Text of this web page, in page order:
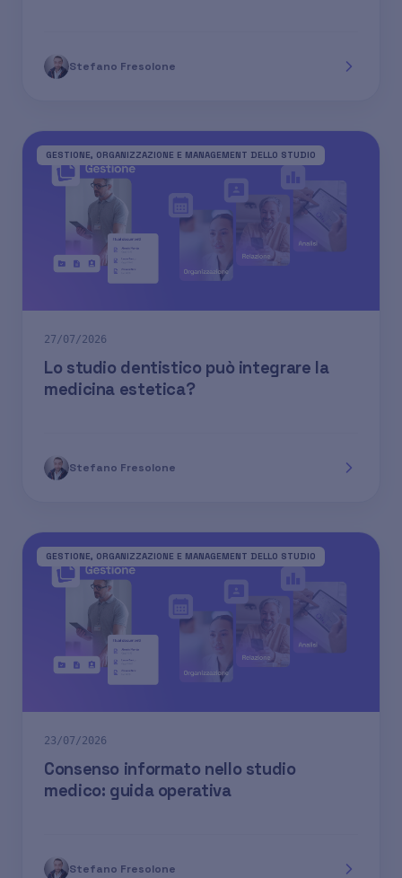
Stefano Fresolone
GESTIONE, ORGANIZZAZIONE E MANAGEMENT DELLO STUDIO
27/07/2026
Lo studio dentistico può integrare la
medicina estetica?
Stefano Fresolone
GESTIONE, ORGANIZZAZIONE E MANAGEMENT DELLO STUDIO
23/07/2026
Consenso informato nello studio
medico: guida operativa
Stefano Fresolone